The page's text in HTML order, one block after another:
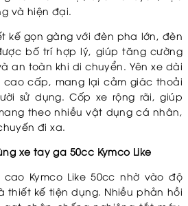
và hiện đại.
kế gọn gàng với đèn pha lớn, đèn
bố trí hợp lý, giúp tăng cường
an toàn khi di chuyển. Yên xe dài
cấp, mang lại cảm giác thoải
sử dụng. Cốp xe rộng rãi, giúp
theo nhiều vật dụng cá nhân,
đi xa.
xe tay ga 50cc Kymco Like
Kymco Like 50cc nhờ vào độ
thiết kế tiện dụng. Nhiều phản hồi